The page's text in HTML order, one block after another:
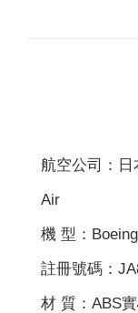
航空公司：日
Air
機 型：
註冊號碼：
材 質：ABS